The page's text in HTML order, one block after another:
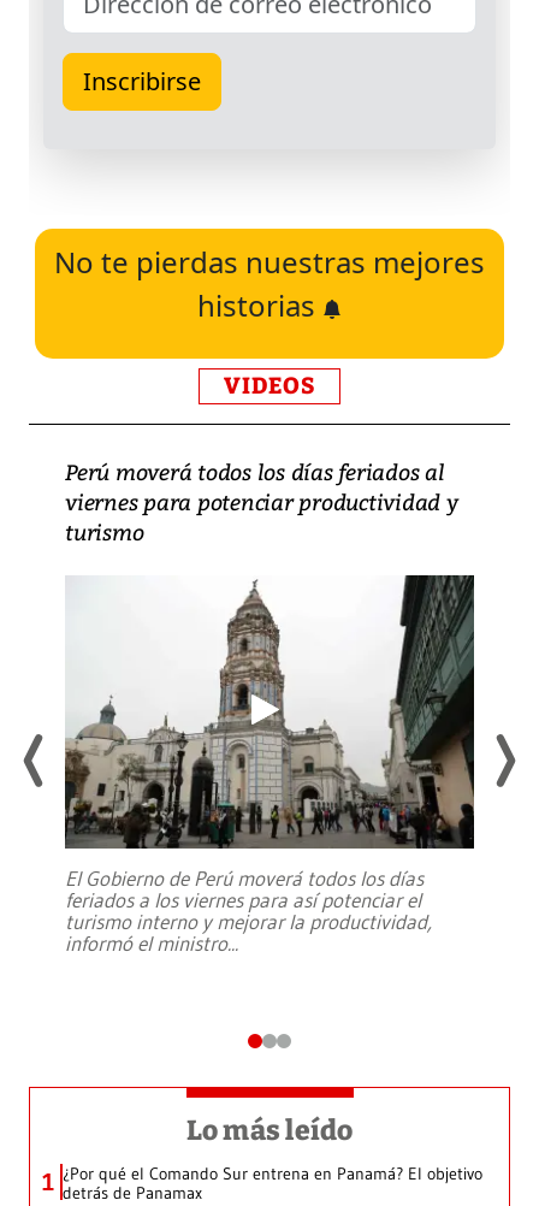
No te pierdas nuestras mejores
historias
VIDEOS
Perú moverá todos los días feriados al
viernes para potenciar productividad y
turismo
El Gobierno de Perú moverá todos los días
feriados a los viernes para así potenciar el
turismo interno y mejorar la productividad,
informó el ministro...
Lo más leído
1 ¿Por qué el Comando Sur entrena en Panamá? El objetivo
detrás de Panamax